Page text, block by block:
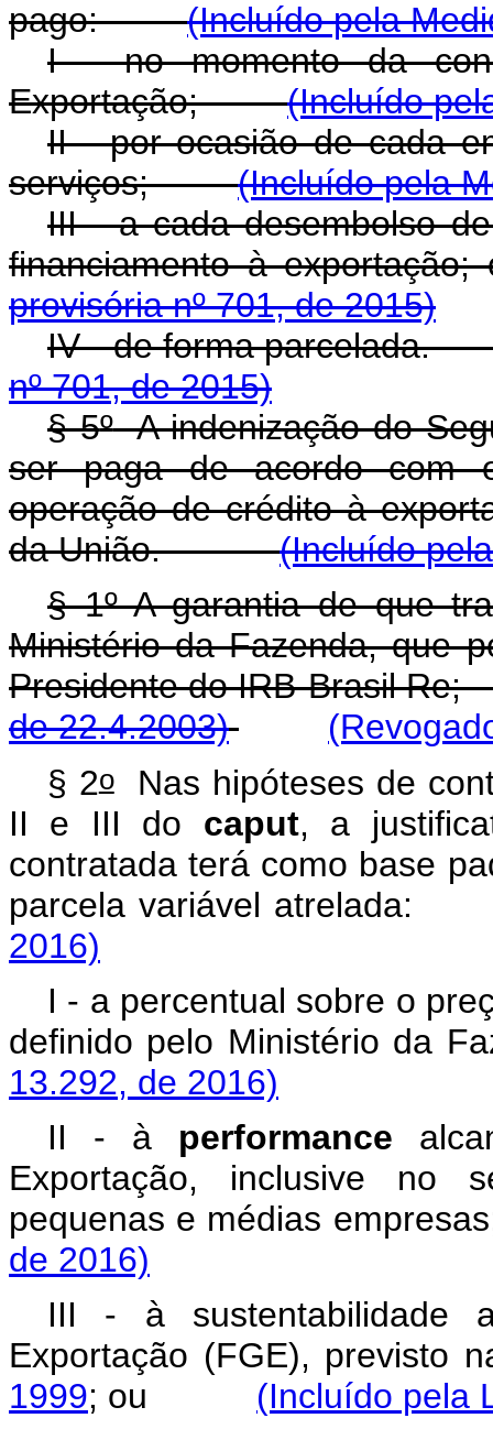
pago:(Incluído pela
I - no momento da
Exportação;(Incluído
II - por ocasião de cada
serviços;(Incluído pela
III - a cada desembolso
financiamento à
provisória nº 701, de 2015)
IV - de forma
nº 701, de 2015)
§ 5ºA indenização do
ser paga de acordo com
operação de crédito à
da União.(Incluído
§ 1º A garantia de que
Ministério da Fazenda, que
Presidente do IRB-Brasil
de 22.4.2003)
§ 2oNas hipóteses de
II e III do caput, a
contratada terá como base
parcela variável
2016)
I - a percentual sobre o
definido pelo Ministério
13.292, de 2016)
II - à performance
Exportação, inclusive no
pequenas e médias
de 2016)
III - à sustentabilidade
Exportação (FGE), previsto
1999; ou (Incluído pela